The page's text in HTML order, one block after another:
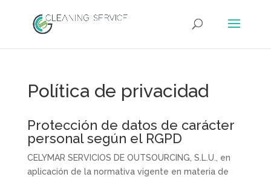
Política de privacidad
Protección de datos de carácter
personal según el RGPD
CELYMAR SERVICIOS DE OUTSOURCING, S.L.U., en
aplicación de la normativa vigente en materia de